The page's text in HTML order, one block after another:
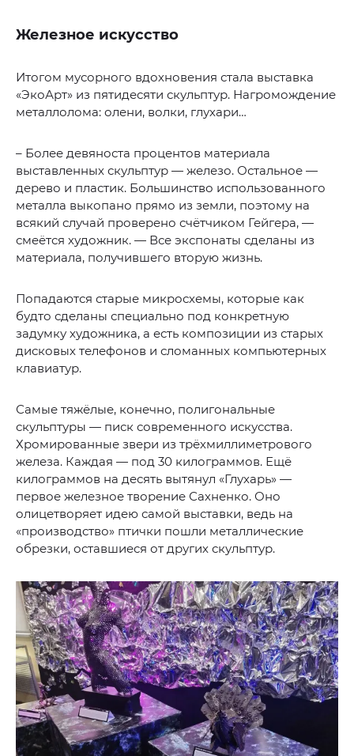
Железное искусство
Итогом мусорного вдохновения стала выставка
«ЭкоАрт» из пятидесяти скульптур. Нагромождение
металлолома: олени, волки, глухари…
– Более девяноста процентов материала
выставленных скульптур — железо. Остальное —
дерево и пластик. Большинство использованного
металла выкопано прямо из земли, поэтому на
всякий случай проверено счётчиком Гейгера, —
смеётся художник. — Все экспонаты сделаны из
материала, получившего вторую жизнь.
Попадаются старые микросхемы, которые как
будто сделаны специально под конкретную
задумку художника, а есть композиции из старых
дисковых телефонов и сломанных компьютерных
клавиатур.
Самые тяжёлые, конечно, полигональные
скульптуры — писк современного искусства.
Хромированные звери из трёхмиллиметрового
железа. Каждая — под 30 килограммов. Ещё
килограммов на десять вытянул «Глухарь» —
первое железное творение Сахненко. Оно
олицетворяет идею самой выставки, ведь на
«производство» птички пошли металлические
обрезки, оставшиеся от других скульптур.